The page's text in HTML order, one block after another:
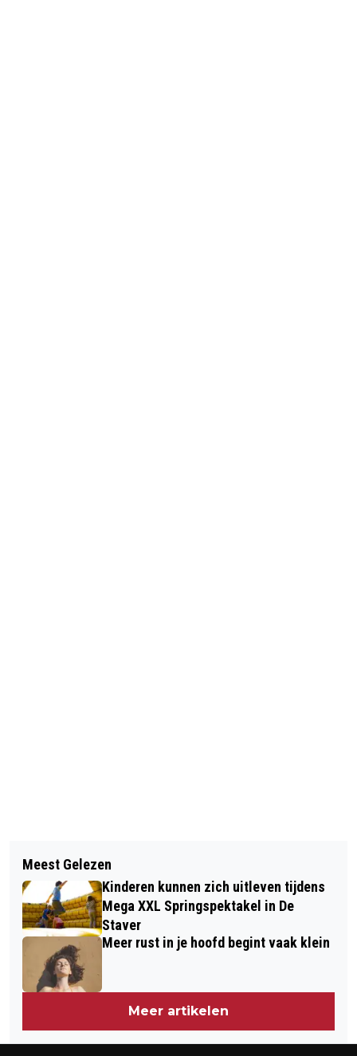
COLLEGE DIENT ZIENSWIJZE IN OP
ONTWERP-NOTA RUIMTE
OOK WOENSDAG NOG
SNEEUWPROBLEMEN OP HET EILAND
Meest Gelezen
Kinderen kunnen zich uitleven tijdens
Mega XXL Springspektakel in De
Staver
Meer rust in je hoofd begint vaak klein
Meer artikelen